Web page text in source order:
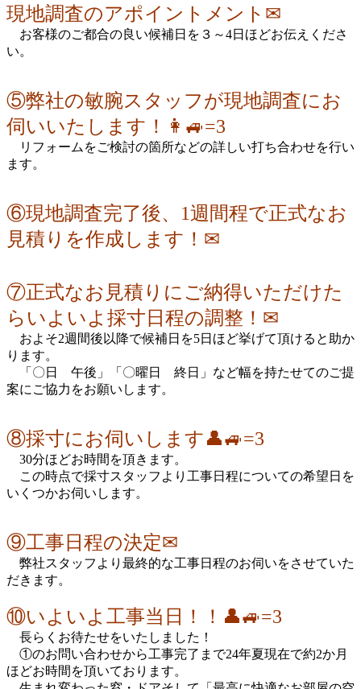
現地調査のアポイントメント✉
お客様のご都合の良い候補日を３～4日ほどお伝えくださ
い。
⑤弊社の敏腕スタッフが現地調査にお
伺いいたします！👩🚙=3
リフォームをご検討の箇所などの詳しい打ち合わせを行い
ます。
⑥現地調査完了後、1週間程で正式なお
見積りを作成します！✉
⑦正式なお見積りにご納得いただけた
らいよいよ採寸日程の調整！✉
およそ2週間後以降で候補日を5日ほど挙げて頂けると助か
ります。
「〇日 午後」「〇曜日 終日」など幅を持たせてのご提
案にご協力をお願いします。
⑧採寸にお伺いします👤🚙=3
30分ほどお時間を頂きます。
この時点で採寸スタッフより工事日程についての希望日を
いくつかお伺いします。
⑨工事日程の決定✉
弊社スタッフより最終的な工事日程のお伺いをさせていた
だきます。
⑩いよいよ工事当日！！👤🚙=3
長らくお待たせをいたしました！
①のお問い合わせから工事完了まで24年夏現在で約2か月
ほどお時間を頂いております。